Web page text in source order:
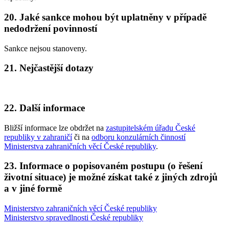
20. Jaké sankce mohou být uplatněny v případě
nedodržení povinností
Sankce nejsou stanoveny.
21. Nejčastější dotazy
22. Další informace
Bližší informace lze obdržet na zastupitelském úřadu České
republiky v zahraničíči na odboru konzulárních činností
Ministerstva zahraničních věcí České republiky.
23. Informace o popisovaném postupu (o řešení
životní situace) je možné získat také z jiných zdrojů
a v jiné formě
Ministerstvo zahraničních věcí České republiky
Ministerstvo spravedlnosti České republiky